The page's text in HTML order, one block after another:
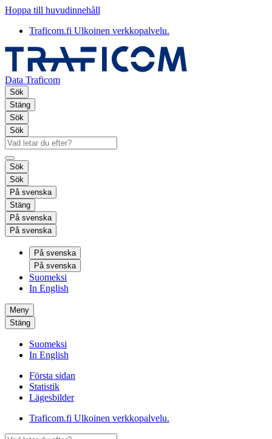
Hoppa till huvudinnehåll
Traficom.fi Ulkoinen verkkopalvelu.
Data Traficom
Sök
Stäng
Sök
Sök
Sök
Sök
På svenska
Stäng
På svenska
På svenska
På svenska
På svenska
Suomeksi
In English
Meny
Stäng
Suomeksi
In English
Första sidan
Statistik
Lägesbilder
Traficom.fi Ulkoinen verkkopalvelu.